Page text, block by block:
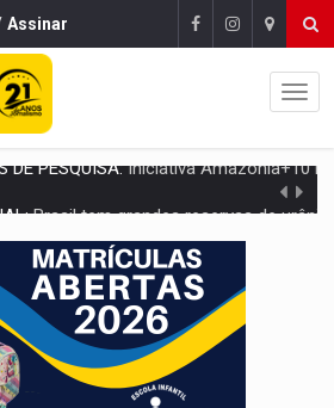
Assinar
Brasil tem grandes reservas de urânio, mas produz pouco e
capturada na fábrica da Coca-Cola é
Cientistas cassados pelo AI-5 se tornam pesquisadores
religioso é preso por abusar de fiéis sob pretexto de
Brasil tem uma história marcada por guerras, revoltas e